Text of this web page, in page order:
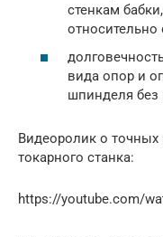
стенкам
относительно
вида опор и
шпинделя без
Видеоролик о точных
токарного станка:
https://youtube.com/